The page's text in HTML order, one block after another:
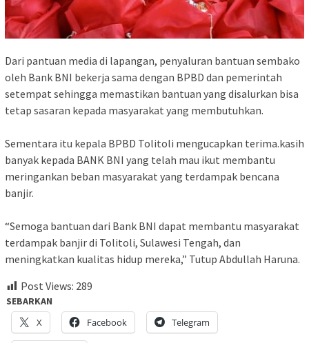
Dari pantuan media di lapangan, penyaluran bantuan sembako
oleh Bank BNI bekerja sama dengan BPBD dan pemerintah
setempat sehingga memastikan bantuan yang disalurkan bisa
tetap sasaran kepada masyarakat yang membutuhkan.
Sementara itu kepala BPBD Tolitoli mengucapkan terima.kasih
banyak kepada BANK BNI yang telah mau ikut membantu
meringankan beban masyarakat yang terdampak bencana
banjir.
“Semoga bantuan dari Bank BNI dapat membantu masyarakat
terdampak banjir di Tolitoli, Sulawesi Tengah, dan
meningkatkan kualitas hidup mereka,” Tutup Abdullah Haruna.
Post Views: 289
SEBARKAN
X
Facebook Telegram